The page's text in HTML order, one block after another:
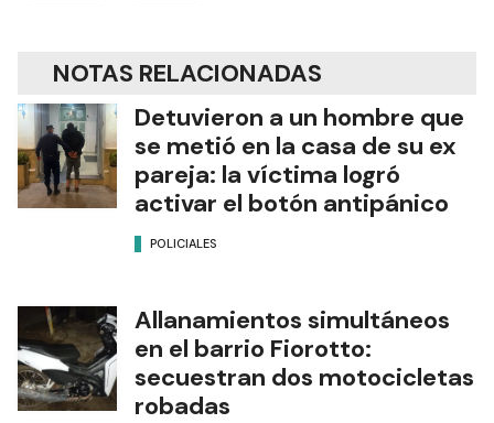
NOTAS RELACIONADAS
Detuvieron a un hombre que
se metió en la casa de su ex
pareja: la víctima logró
activar el botón antipánico
POLICIALES
Allanamientos simultáneos
en el barrio Fiorotto:
secuestran dos motocicletas
robadas